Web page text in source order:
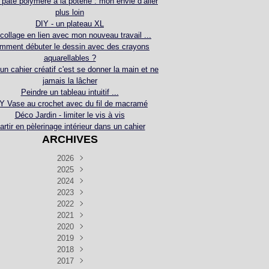
plus loin
DIY - un plateau XL
en lien avec mon nouveau travail ...
débuter le dessin avec des crayons
aquarellables ?
cahier créatif c'est se donner la main et ne
jamais la lâcher
Peindre un tableau intuitif ...
Vase au crochet avec du fil de macramé
Déco Jardin - limiter le vis à vis
en pèlerinage intérieur dans un cahier
ARCHIVES
2026
Juillet(5)
Juin
(4)
Mai
(3)
Avril
(3)
Mars
(3)
Janvier(1)
2025
Décembre
Novembre
Octobre
Septembre
Août
(1)
Juillet(2)
Juin
(1)
Mai
(1)
2024
Décembre
Novembre
Octobre
Septembre
Août
(2)
Juillet(4)
Juin
(4)
2023
Décembre
Novembre
Octobre
Septembre
Août
(2)
Juillet(1)
2022
Décembre
Novembre
Octobre
Septembre
Août
(4)
2021
Décembre
Novembre
Septembre
Août
(2)
2020
Décembre
Novembre
Octobre
2019
Décembre
Novembre
2018
Décembre
2017